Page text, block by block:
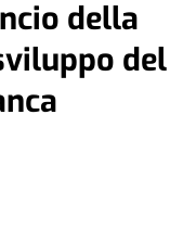
della
del